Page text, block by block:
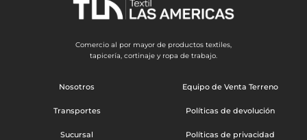
Comercio al por mayor de productos textiles,
tapicería, cortinaje y ropa de trabajo.
Nosotros
Transportes
Sucursal
Equipo de Venta Terreno
Políticas de devolución
Políticas de privacidad